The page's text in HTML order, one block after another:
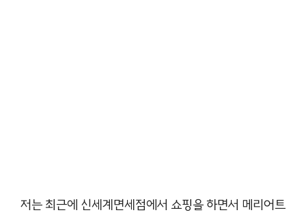
저는 최근에 신세계면세점에서 쇼핑을 하면서 메리어트